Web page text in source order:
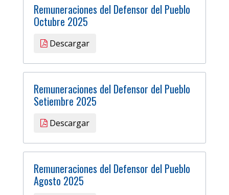
Remuneraciones del Defensor del Pueblo
Octubre 2025
Descargar
Remuneraciones del Defensor del Pueblo
Setiembre 2025
Descargar
Remuneraciones del Defensor del Pueblo
Agosto 2025